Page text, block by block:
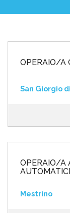
OPERAIO/A
San Giorgio
OPERAIO/A
Mestrino